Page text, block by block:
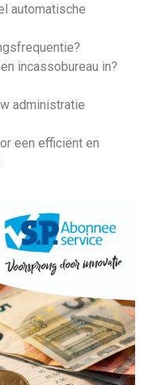
automatische
incassobureau in?
administratie
een efficiënt en